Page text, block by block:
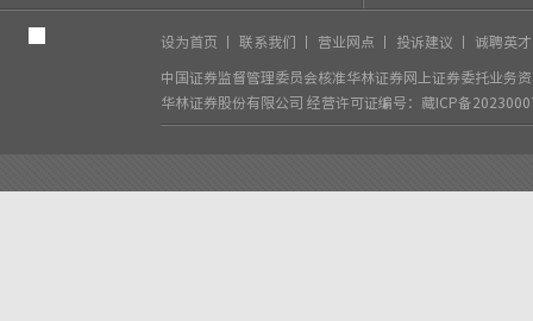
设为首页 联系我们 营业网点 投诉建议 诚聘英
中国证券监督管理委员会核准华林证券网上证券委托业务
华林证券股份有限公司 经营许可证编号：藏ICP备